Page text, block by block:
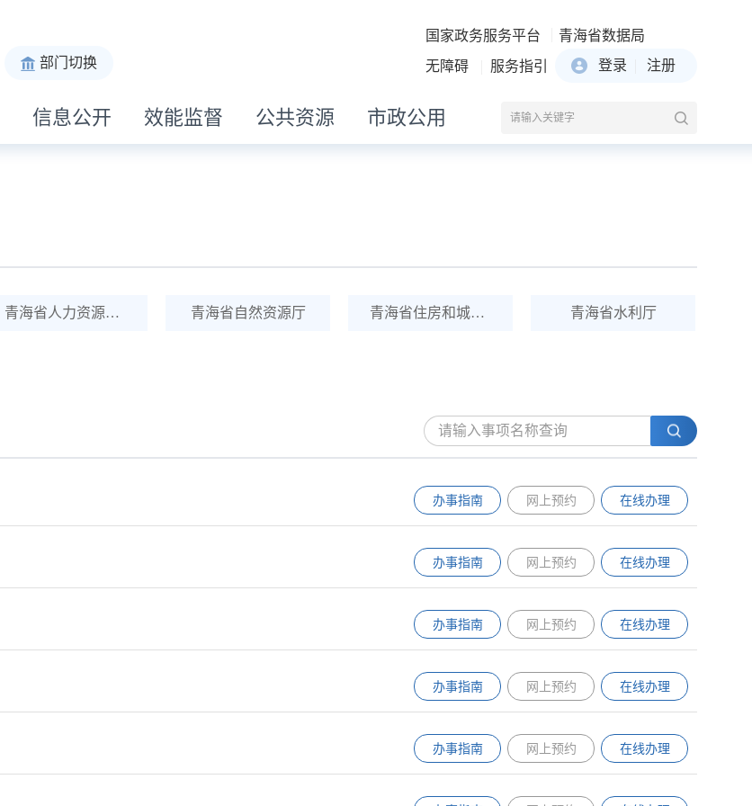
部门切换
国家政务服务平台
青海省数据局
无障碍
服务指引 登录 注册
信息公开 效能监督 公共资源 市政公用
青海省人力资源和社会保障厅 青海省自然资源厅 青海省住房和城乡建设厅 青海省水利厅
办事指南 网上预约 在线办理
办事指南 网上预约 在线办理
办事指南 网上预约 在线办理
办事指南 网上预约 在线办理
办事指南 网上预约 在线办理